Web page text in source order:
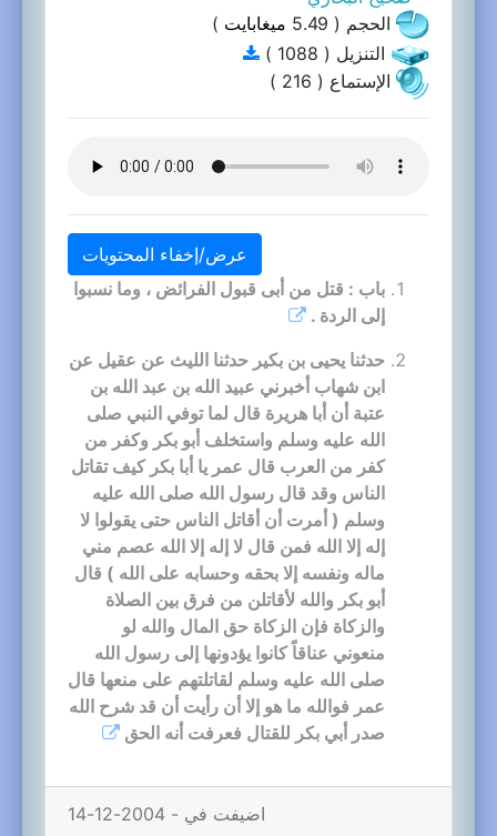
الحجم ( 5.49
ميغابايت )
التنزيل ( 1088 )
الإستماع ( 216 )
عرض/إخفاء المحتويات
باب : قتل من أبى قبول الفرائض ، وما نسبوا
إلى الردة .
حدثنا يحيى بن بكير حدثنا الليث عن عقيل عن
ابن شهاب أخبرني عبيد الله بن عبد الله بن
عتبة أن أبا هريرة قال لما توفي النبي صلى
الله عليه وسلم واستخلف أبو بكر وكفر من
كفر من العرب قال عمر يا أبا بكر كيف تقاتل
الناس وقد قال رسول الله صلى الله عليه
وسلم ( أمرت أن أقاتل الناس حتى يقولوا لا
إله إلا الله فمن قال لا إله إلا الله عصم مني
ماله ونفسه إلا بحقه وحسابه على الله ) قال
أبو بكر والله لأقاتلن من فرق بين الصلاة
والزكاة فإن الزكاة حق المال والله لو
منعوني عناقاً كانوا يؤدونها إلى رسول الله
صلى الله عليه وسلم لقاتلتهم على منعها قال
عمر فوالله ما هو إلا أن رأيت أن قد شرح الله
صدر أبي بكر للقتال فعرفت أنه الحق
اضيفت في - 2004-12-14